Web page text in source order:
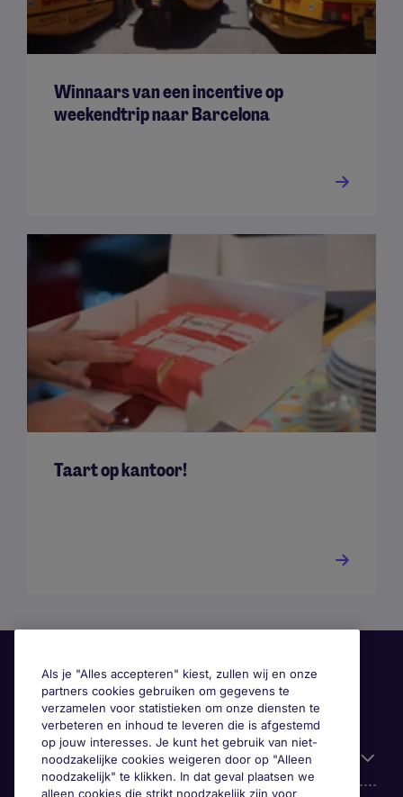
Winnaars van een incentive op
weekendtrip naar Barcelona
Taart op kantoor!
Handige informatie
Als je "Alles accepteren" kiest, zullen wij en onze
partners cookies gebruiken om gegevens te
verzamelen voor statistieken om onze diensten te
verbeteren en inhoud te leveren die is afgestemd
op jouw interesses. Je kunt het gebruik van niet-
noodzakelijke cookies weigeren door op "Alleen
noodzakelijk" te klikken. In dat geval plaatsen we
alleen cookies die strikt noodzakelijk zijn voor